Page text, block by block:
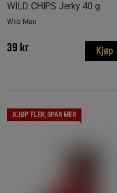
WILD CHIPS Jerky 40 g
Wild Man
39 kr Kjøp
KJØP FLER, SPAR MER